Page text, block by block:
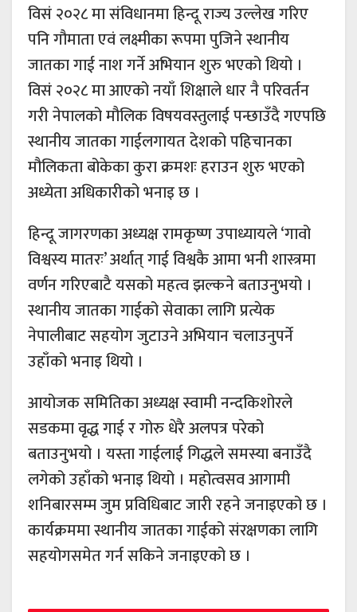
विसं २०२८ मा संविधानमा हिन्दू राज्य उल्लेख गरिए
पनि गौमाता एवं लक्ष्मीका रूपमा पुजिने स्थानीय
जातका गाई नाश गर्ने अभियान शुरु भएको थियो ।
विसं २०२८ मा आएको नयाँ शिक्षाले धार नै परिवर्तन
गरी नेपालको मौलिक विषयवस्तुलाई पन्छाउँदै गएपछि
स्थानीय जातका गाईलगायत देशको पहिचानका
मौलिकता बोकेका कुरा क्रमशः हराउन शुरु भएको
अध्येता अधिकारीको भनाइ छ ।
हिन्दू जागरणका अध्यक्ष रामकृष्ण उपाध्यायले ‘गावो
विश्वस्य मातरः’ अर्थात् गाई विश्वकै आमा भनी शास्त्रमा
वर्णन गरिएबाटै यसको महत्व झल्कने बताउनुभयो ।
स्थानीय जातका गाईको सेवाका लागि प्रत्येक
नेपालीबाट सहयोग जुटाउने अभियान चलाउनुपर्ने
उहाँको भनाइ थियो ।
आयोजक समितिका अध्यक्ष स्वामी नन्दकिशोरले
सडकमा वृद्ध गाई र गोरु धेरै अलपत्र परेको
बताउनुभयो । यस्ता गाईलाई गिद्धले समस्या बनाउँदै
लगेको उहाँको भनाइ थियो । महोत्वसव आगामी
शनिबारसम्म जुम प्रविधिबाट जारी रहने जनाइएको छ ।
कार्यक्रममा स्थानीय जातका गाईको संरक्षणका लागि
सहयोगसमेत गर्न सकिने जनाइएको छ ।